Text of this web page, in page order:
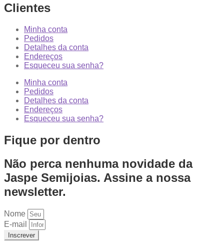
Clientes
Minha conta
Pedidos
Detalhes da conta
Endereços
Esqueceu sua senha?
Minha conta
Pedidos
Detalhes da conta
Endereços
Esqueceu sua senha?
Fique por dentro
Não perca nenhuma novidade da
Jaspe Semijoias. Assine a nossa
newsletter.
Nome
E-mail
Inscrever